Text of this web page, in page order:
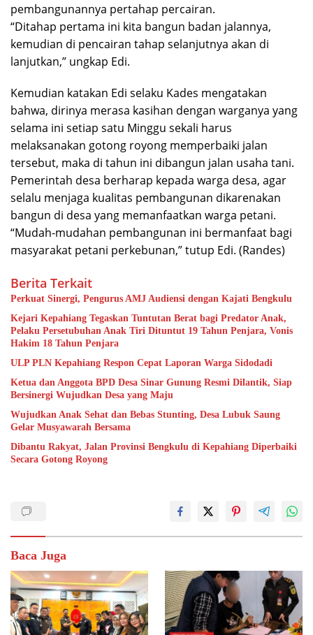
pembangunannya pertahap percairan.
“Ditahap pertama ini kita bangun badan jalannya,
kemudian di pencairan tahap selanjutnya akan di
lanjutkan,” ungkap Edi.
Kemudian katakan Edi selaku Kades mengatakan
bahwa, dirinya merasa kasihan dengan warganya yang
selama ini setiap satu Minggu sekali harus
melaksanakan gotong royong memperbaiki jalan
tersebut, maka di tahun ini dibangun jalan usaha tani.
Pemerintah desa berharap kepada warga desa, agar
selalu menjaga kualitas pembangunan dikarenakan
bangun di desa yang memanfaatkan warga petani.
“Mudah-mudahan pembangunan ini bermanfaat bagi
masyarakat petani perkebunan,” tutup Edi. (Randes)
Berita Terkait
Perkuat Sinergi, Pengurus AMJ Audiensi dengan Kajati Bengkulu
Kejari Kepahiang Tegaskan Tuntutan Berat bagi Predator Anak,
Pelaku Persetubuhan Anak Tiri Dituntut 19 Tahun Penjara, Vonis
Hakim 18 Tahun Penjara
ULP PLN Kepahiang Respon Cepat Laporan Warga Sidodadi
Ketua dan Anggota BPD Desa Sinar Gunung Resmi Dilantik, Siap
Bersinergi Wujudkan Desa yang Maju
Wujudkan Anak Sehat dan Bebas Stunting, Desa Lubuk Saung
Gelar Musyawarah Bersama
Dibantu Rakyat, Jalan Provinsi Bengkulu di Kepahiang Diperbaiki
Secara Gotong Royong
Baca Juga